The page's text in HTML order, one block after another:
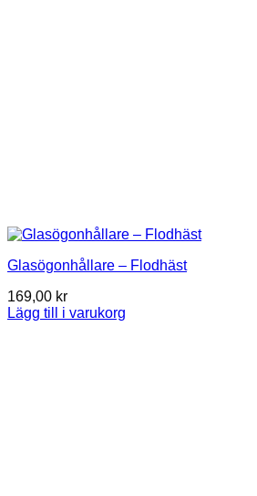
Glasögonhållare – Flodhäst
169,00 kr
Lägg till i varukorg